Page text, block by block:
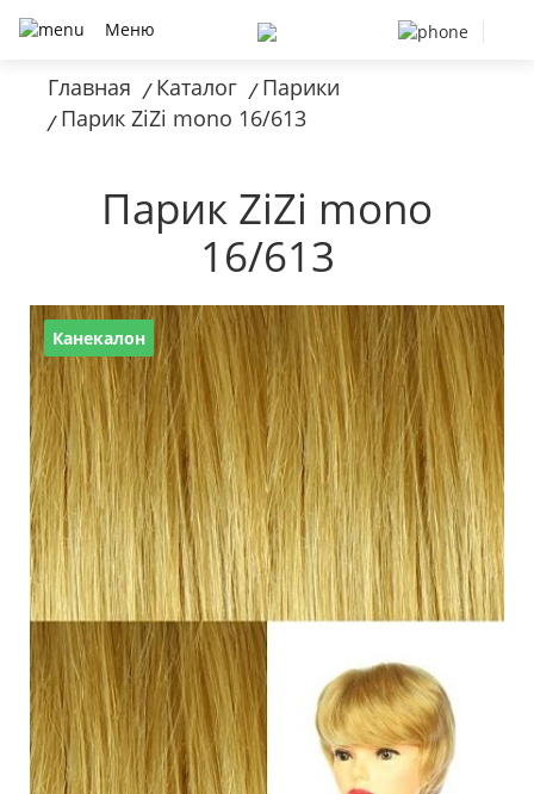
Меню
Главная / Каталог / Парики
/ Парик ZiZi mono 16/613
Парик ZiZi mono
16/613
Канекалон